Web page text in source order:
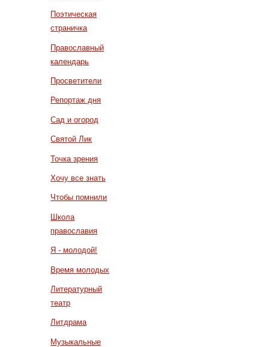
Поэтическая
страничка
Православный
календарь
Просветители
Репортаж дня
Сад и огород
Святой Лик
Точка зрения
Хочу все знать
Чтобы помнили
Школа
православия
Я - молодой!
Время молодых
Литературный
театр
Литдрама
Музыкальные